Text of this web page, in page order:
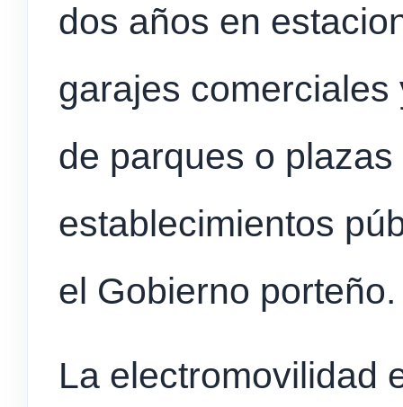
dos años en
garajes
de parques o
establecimientos
el Gobierno
La electromovilidad